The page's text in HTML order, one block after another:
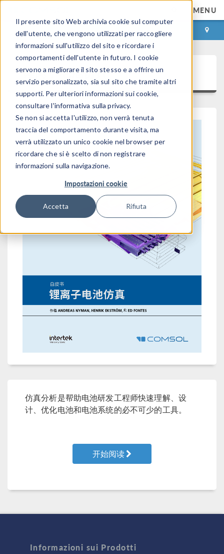
Il presente sito Web archivia cookie sul computer
dell'utente, che vengono utilizzati per raccogliere
informazioni sull'utilizzo del sito e ricordare i
comportamenti dell'utente in futuro. I cookie
servono a migliorare il sito stesso e a offrire un
servizio personalizzato, sia sul sito che tramite altri
supporti. Per ulteriori informazioni sui cookie,
consultare l'informativa sulla privacy.
Se non si accetta l'utilizzo, non verrà tenuta
traccia del comportamento durante visita, ma
verrà utilizzato un unico cookie nel browser per
ricordare che si è scelto di non registrare
informazioni sulla navigazione.
Impostazioni cookie
Accetta Rifiuta
MENU
ACCEDI CONTACT
锂离子电池仿真
仿真分析是帮助电池研发工程师快速理解、设
计、优化电池和电池系统的必不可少的工具。
开始阅读
Informazioni sui Prodotti